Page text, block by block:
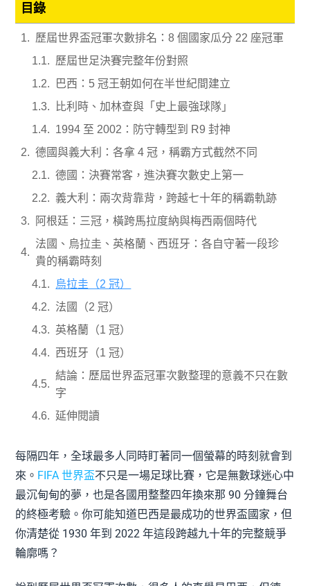
目錄
歷屆世界盃冠軍次數排名：8 個國家瓜分 22 座冠軍
歷屆世足決賽完整年份對照
巴西：5 冠王朝如何在半世紀間建立
比利時、加林查與「史上最強球隊」
1994 至 2002：防守轉型到 R9 封神
德國與義大利：各拿 4 冠，稱霸方式截然不同
德國：決賽常客，進決賽次數史上第一
義大利：兩次背靠背，跨越七十年的稱霸軌跡
阿根廷：三冠，橫跨馬拉度納與梅西兩個時代
法國、烏拉圭、英格蘭、西班牙：各自守著一段珍
貴的稱霸時刻
烏拉圭（2 冠）
法國（2 冠）
英格蘭（1 冠）
西班牙（1 冠）
結論：歷屆世界盃冠軍次數整理的意義不只在數
字
延伸閱讀
每隔四年，全球最多人同時盯著同一個螢幕的時刻就會到
來。 FIFA 世界盃不只是一場足球比賽，它是無數球迷心中
最沉甸甸的夢，也是各國用整整四年換來那 90 分鐘舞台
的終極考驗。你可能知道巴西是最成功的世界盃國家，但
你清楚從 1930 年到 2022 年這段跨越九十年的完整競爭
輪廓嗎？